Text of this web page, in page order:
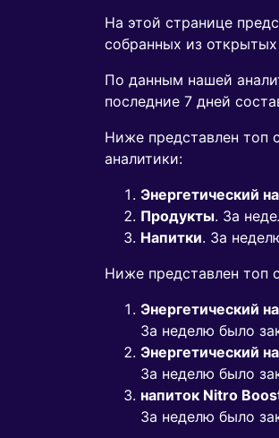
На этой странице
собранных из
По данным нашей
последние 7 дней
Ниже представлен топ
аналитики:
Энергетический
Продукты. За
Напитки. За
Ниже представлен топ
Энергетический
За неделю было
Энергетический
За неделю было
напиток Nitro
За неделю было